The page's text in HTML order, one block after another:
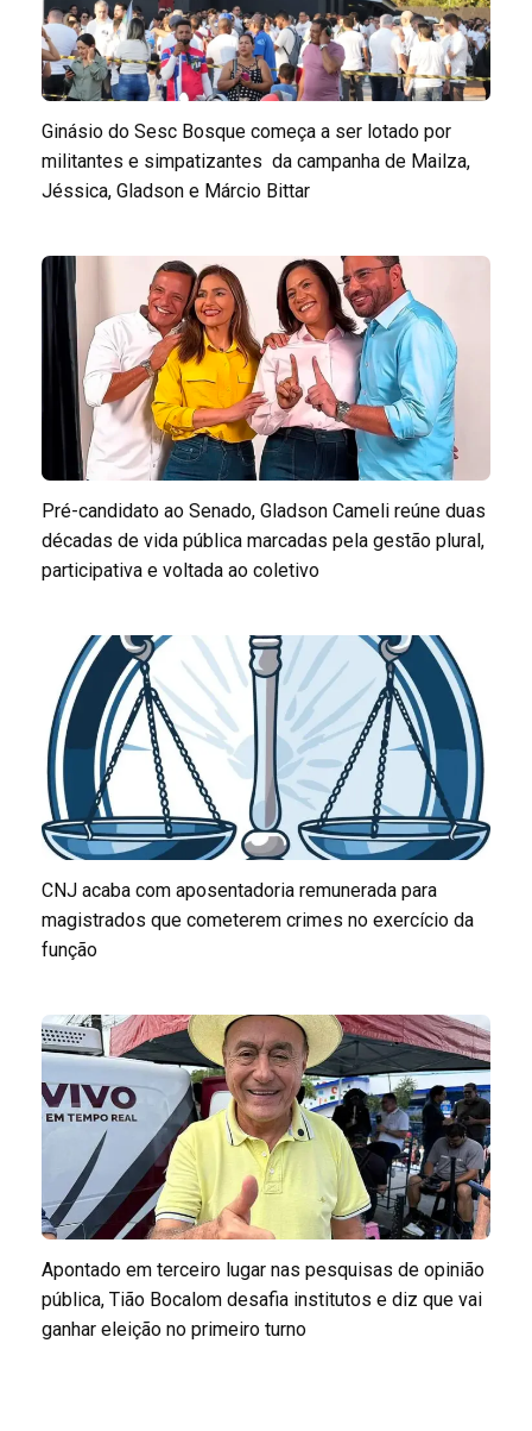
Ginásio do Sesc Bosque começa a ser lotado por
militantes e simpatizantes da campanha de Mailza,
Jéssica, Gladson e Márcio Bittar
Pré-candidato ao Senado, Gladson Cameli reúne duas
décadas de vida pública marcadas pela gestão plural,
participativa e voltada ao coletivo
CNJ acaba com aposentadoria remunerada para
magistrados que cometerem crimes no exercício da
função
Apontado em terceiro lugar nas pesquisas de opinião
pública, Tião Bocalom desafia institutos e diz que vai
ganhar eleição no primeiro turno